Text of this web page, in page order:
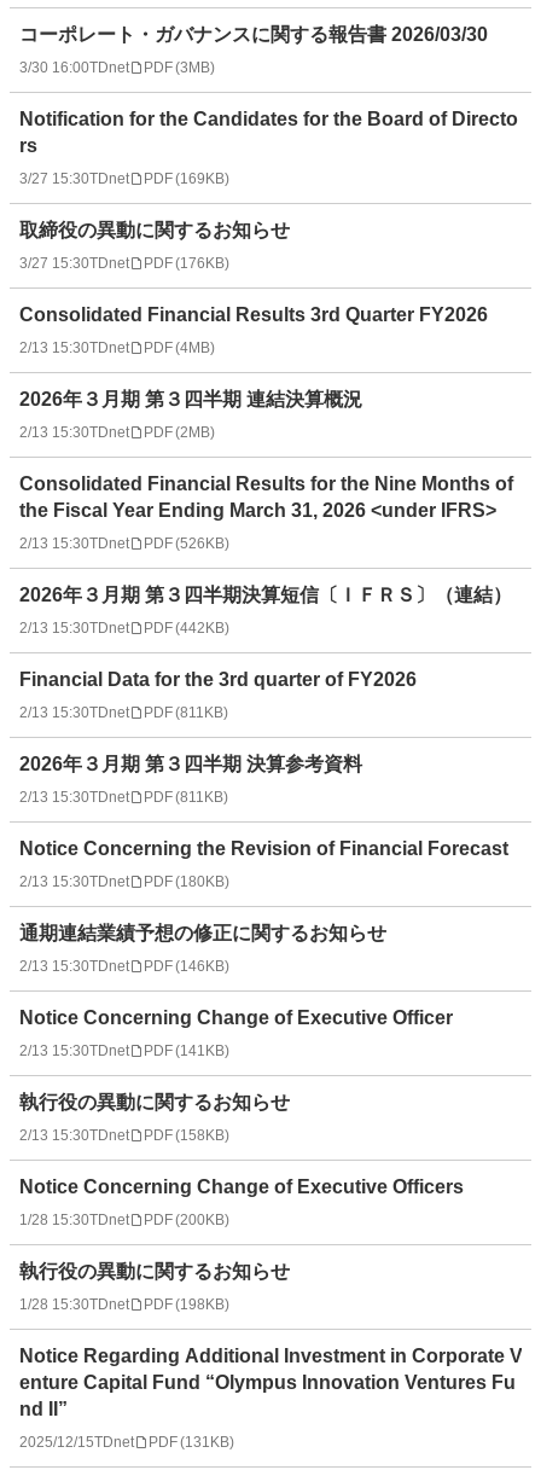
コーポレート・ガバナンスに関する報告書 2026/03/30
3/30 16:00TDnet PDF(3MB)
Notification for the Candidates for the Board of Directo
rs
3/27 15:30TDnet PDF(169KB)
取締役の異動に関するお知らせ
3/27 15:30TDnet PDF(176KB)
Consolidated Financial Results 3rd Quarter FY2026
2/13 15:30TDnet PDF(4MB)
2026年３月期 第３四半期 連結決算概況
2/13 15:30TDnet PDF(2MB)
Consolidated Financial Results for the Nine Months of
the Fiscal Year Ending March 31, 2026 <under IFRS>
2/13 15:30TDnet PDF(526KB)
2026年３月期 第３四半期決算短信〔ＩＦＲＳ〕（連結）
2/13 15:30TDnet PDF(442KB)
Financial Data for the 3rd quarter of FY2026
2/13 15:30TDnet PDF(811KB)
2026年３月期 第３四半期 決算参考資料
2/13 15:30TDnet PDF(811KB)
Notice Concerning the Revision of Financial Forecast
2/13 15:30TDnet PDF(180KB)
通期連結業績予想の修正に関するお知らせ
2/13 15:30TDnet PDF(146KB)
Notice Concerning Change of Executive Officer
2/13 15:30TDnet PDF(141KB)
執行役の異動に関するお知らせ
2/13 15:30TDnet PDF(158KB)
Notice Concerning Change of Executive Officers
1/28 15:30TDnet PDF(200KB)
執行役の異動に関するお知らせ
1/28 15:30TDnet PDF(198KB)
Notice Regarding Additional Investment in Corporate V
enture Capital Fund “Olympus Innovation Ventures Fu
nd II”
2025/12/15TDnet PDF(131KB)